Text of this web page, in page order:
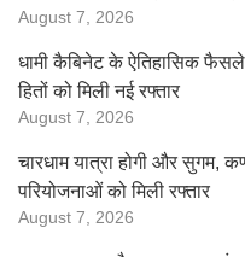
August 7, 2026
धामी कैबिनेट के ऐतिहासिक
हितों को मिली नई रफ्तार
August 7, 2026
चारधाम यात्रा होगी और सुगम,
परियोजनाओं को मिली रफ्तार
August 7, 2026